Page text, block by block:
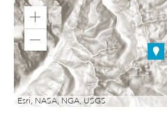
Zoom
Zoom
out
Esri, NASA, NGA, USGS